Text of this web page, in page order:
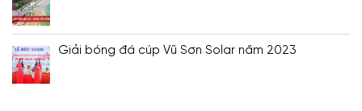
Giải bóng đá cúp Vũ Sơn Solar năm 2023